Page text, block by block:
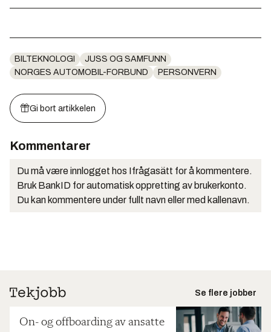
BILTEKNOLOGI
JUSS OG SAMFUNN
NORGES AUTOMOBIL-FORBUND
PERSONVERN
Gi bort artikkelen
Kommentarer
Du må være innlogget hos Ifrågasätt for å kommentere.
Bruk BankID for automatisk oppretting av brukerkonto.
Du kan kommentere under fullt navn eller med kallenavn.
Se flere jobber
On- og offboarding av ansatte